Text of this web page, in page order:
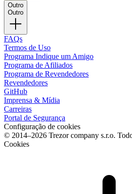
Outro
Outro
FAQs
Termos de Uso
Programa Indique um Amigo
Programa de Afiliados
Programa de Revendedores
Revendedores
GitHub
Imprensa & Mídia
Carreiras
Portal de Segurança
Configuração de cookies
© 2014–2026 Trezor company s.r.o.
Cookies